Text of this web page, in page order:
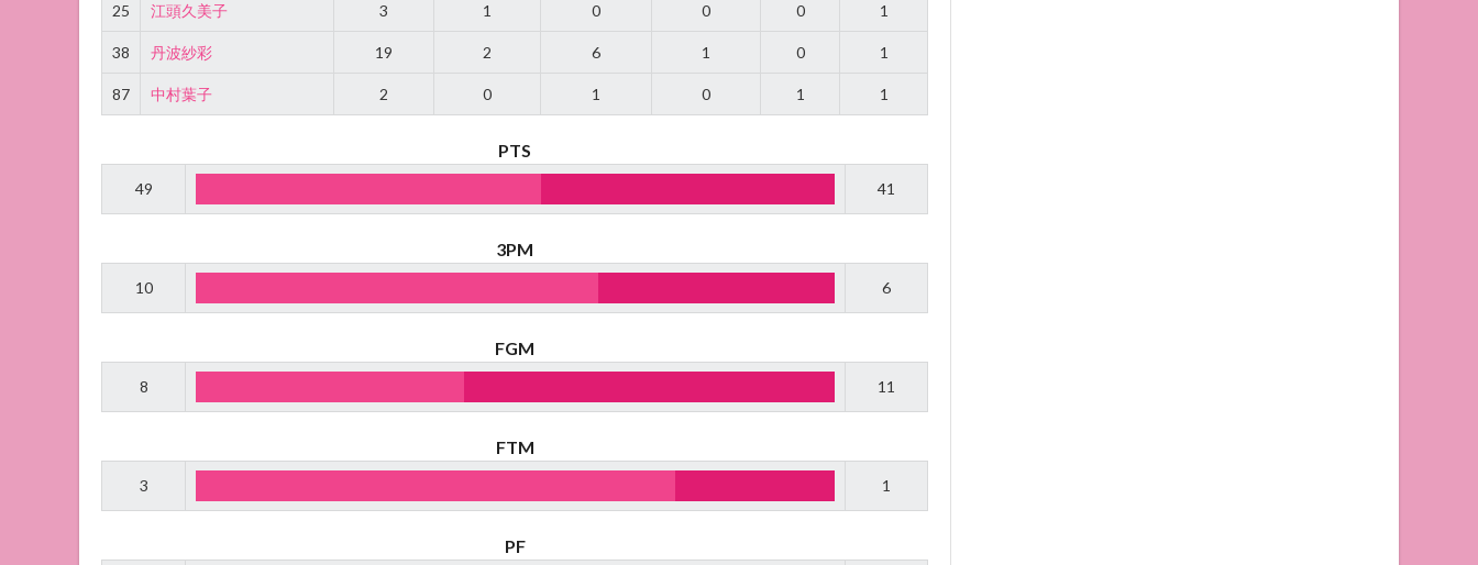
25 江頭久美子 3 1 0 0 0 1
38 丹波紗彩 19 2 6 1 0 1
87 中村葉子 2 0 1 0 1 1
PTS
49 41
3PM
10 6
FGM
8 11
FTM
3 1
PF